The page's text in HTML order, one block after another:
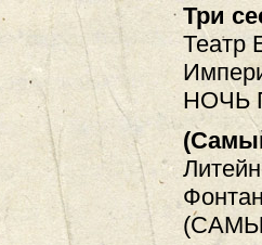
Три
Театр
НОЧЬ